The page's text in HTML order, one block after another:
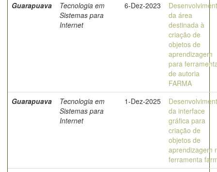
Guarapuava
Tecnologia em
Sistemas para
Internet
6-Dez-2023
da área
destinada à
criação de
objetos de
aprendizagem
para
de autoria
FARMA
Guarapuava
Tecnologia em
Sistemas para
Internet
1-Dez-2025
da interface
gráfica para
criação de
objetos de
aprendizagem
ferramenta